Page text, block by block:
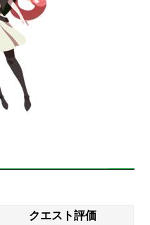
クエスト評価